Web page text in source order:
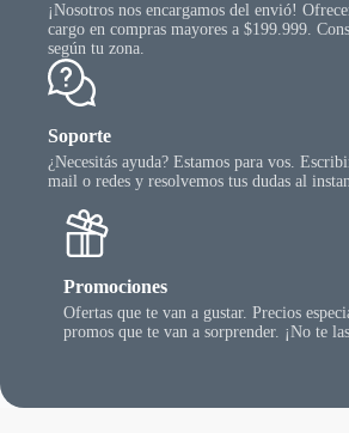
¡Nosotros nos encargamos del envió!
cargo en compras mayores a $199.999.
según tu zona.
Soporte
¿Necesitás ayuda? Estamos para vos.
mail o redes y resolvemos tus dudas al
Promociones
Ofertas que te van a gustar. Precios
promos que te van a sorprender. ¡No te